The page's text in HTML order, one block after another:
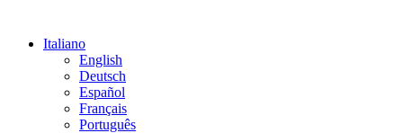
Italiano
English
Deutsch
Español
Français
Português